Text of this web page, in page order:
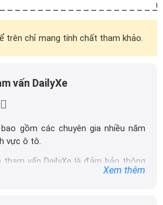
trên chỉ mang tính chất tham khảo.
vấn DailyXe
gồm các chuyên gia nhiều năm
vực ô tô.
tham vấn DailyXe là đảm bảo thông
tải trên dailyxe.com.vn, thường
Xem thêm